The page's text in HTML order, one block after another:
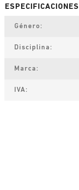
Género
Disciplina
Marca
IVA